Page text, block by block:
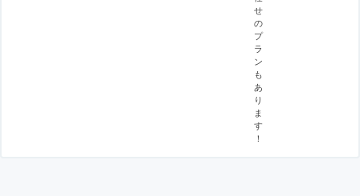
せ
の
プ
ラ
ン
も
あ
り
ま
す
！